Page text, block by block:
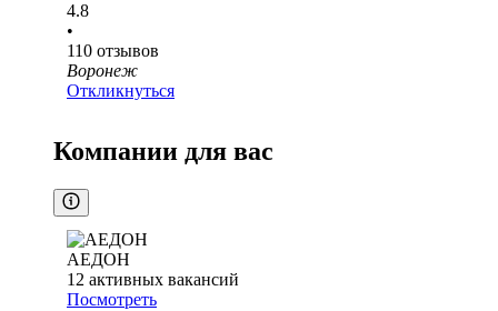
4.8
•
110 отзывов
Воронеж
Откликнуться
Компании для вас
АЕДОН
12 активных вакансий
Посмотреть